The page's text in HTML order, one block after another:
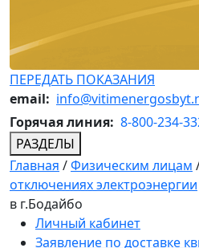
ПЕРЕДАТЬ ПОКАЗАНИЯ
email:
Горячая линия: 8-800-234-
РАЗДЕЛЫ
Главная /Физическим лицам
отключениях электроэнергии
в г.Бодайбо
Личный кабинет
Заявление по доставке